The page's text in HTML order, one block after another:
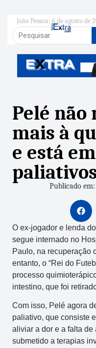
João Pessoa: 6 de agosto de
Pelé não
mais à
e está
Publicado
O ex-jogador e lenda
segue internado no
Paulo, na recuperação
entanto, o “Rei do
processo
intestino, que foi
Com isso, Pelé agora
paliativo, que consiste
aliviar a dor e a falta de
submetido a terapias